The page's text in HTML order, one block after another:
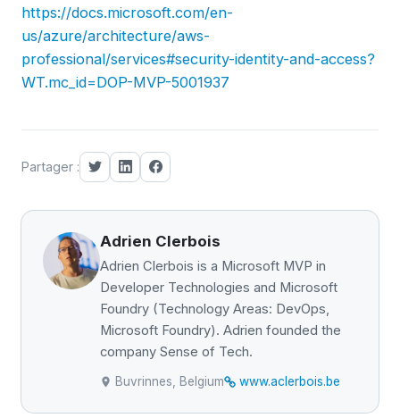
https://docs.microsoft.com/en-
us/azure/architecture/aws-
professional/services#security-identity-and-access?
WT.mc_id=DOP-MVP-5001937
Partager :
Adrien Clerbois
Adrien Clerbois is a Microsoft MVP in
Developer Technologies and Microsoft
Foundry (Technology Areas: DevOps,
Microsoft Foundry). Adrien founded the
company Sense of Tech.
Buvrinnes, Belgium www.aclerbois.be